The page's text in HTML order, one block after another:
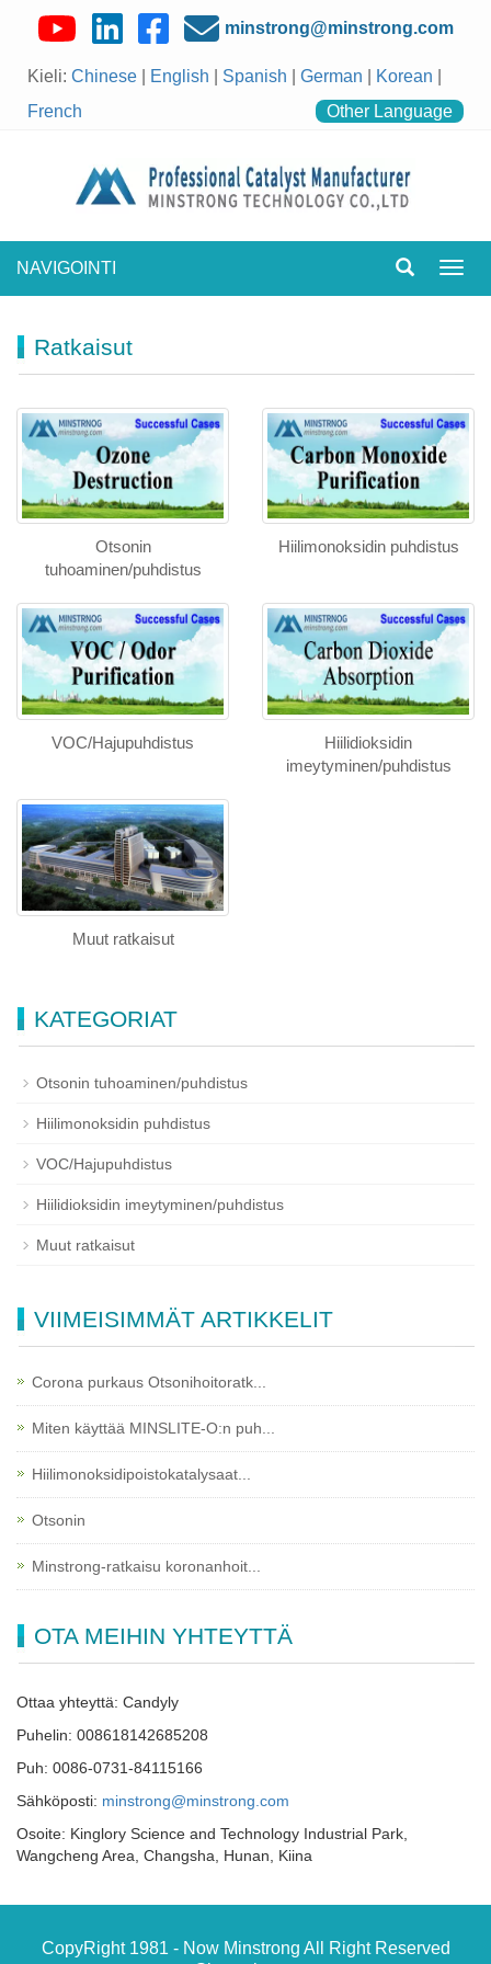
minstrong@minstrong.com
Kieli: Chinese English Spanish German Korean
French
Other Language
NAVIGOINTI
Ratkaisut
Otsonin
tuhoaminen/puhdistus
Hiilimonoksidin puhdistus
VOC/Hajupuhdistus
Hiilidioksidin
imeytyminen/puhdistus
Muut ratkaisut
KATEGORIAT
Otsonin tuhoaminen/puhdistus
Hiilimonoksidin puhdistus
VOC/Hajupuhdistus
Hiilidioksidin imeytyminen/puhdistus
Muut ratkaisut
VIIMEISIMMÄT ARTIKKELIT
Corona purkaus Otsonihoitoratk...
Miten käyttää MINSLITE-O:n puh...
Hiilimonoksidipoistokatalysaat...
Otsonin
Minstrong-ratkaisu koronanhoit...
OTA MEIHIN YHTEYTTÄ
Ottaa yhteyttä: Candyly
Puhelin: 008618142685208
Puh: 0086-0731-84115166
Sähköposti: minstrong@minstrong.com
Osoite: Kinglory Science and Technology Industrial Park,
Wangcheng Area, Changsha, Hunan, Kiina
CopyRight 1981 - Now Minstrong All Right Reserved